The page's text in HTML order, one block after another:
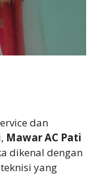
dan
Mawar AC Pati
dikenal dengan
yang